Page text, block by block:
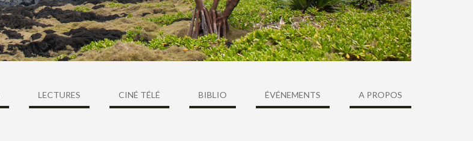
LECTURES CINÉ TÉLÉ BIBLIO ÉVÉNEMENTS A PROPOS